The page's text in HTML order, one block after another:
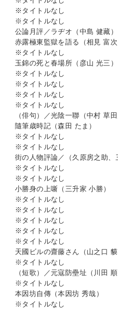
※タイトルなし
※タイトルなし
公論月評／ラヂオ（中島 健藏）
赤露極東監獄を語る（相見 富次
※タイトルなし
玉錦の死と春場所（彦山 光三）
※タイトルなし
※タイトルなし
※タイトルなし
※タイトルなし
（俳句）／光陰一聯（中村 草田
隨筆歳時記（森田 たま）
※タイトルなし
※タイトルなし
街の人物評論／（久原房之助、
※タイトルなし
※タイトルなし
小勝身の上噺（三升家 小勝）
※タイトルなし
※タイトルなし
※タイトルなし
※タイトルなし
※タイトルなし
天國ビルの齋藤さん（山之口 貘
※タイトルなし
（短歌）／元寇防壘址（川田 順
※タイトルなし
本因坊自傳（本因坊 秀哉）
※タイトルなし